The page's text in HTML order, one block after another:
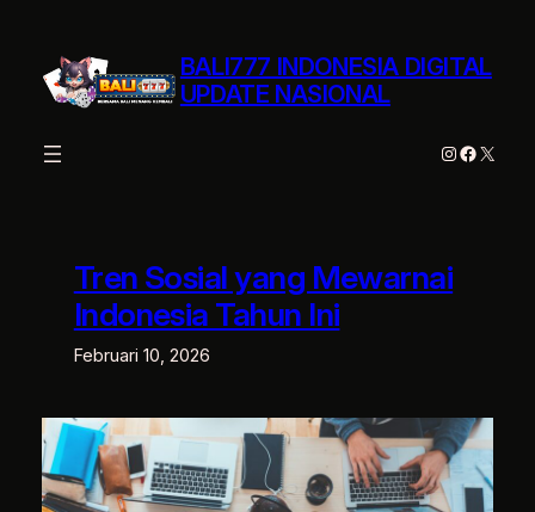
konten
BALI777 INDONESIA DIGITAL
UPDATE NASIONAL
Instagram
X
Tren Sosial yang Mewarnai
Indonesia Tahun Ini
Februari 10, 2026